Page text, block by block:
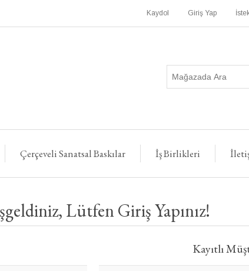
Kaydol Giriş Yap
Çerçeveli Sanatsal Baskılar İş Birlikleri
Lütfen Giriş Yapınız!
Kayıtlı